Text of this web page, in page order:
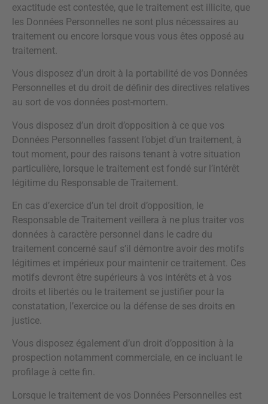
exactitude est contestée, que le traitement est illicite, que
les Données Personnelles ne sont plus nécessaires au
traitement ou encore lorsque vous vous êtes opposé au
traitement.
Vous disposez d’un droit à la portabilité de vos Données
Personnelles et du droit de définir des directives relatives
au sort de vos données post-mortem.
Vous disposez d’un droit d’opposition à ce que vos
Données Personnelles fassent l’objet d’un traitement, à
tout moment, pour des raisons tenant à votre situation
particulière, lorsque le traitement est fondé sur l’intérêt
légitime du Responsable de Traitement.
En cas d’exercice d’un tel droit d’opposition, le
Responsable de Traitement veillera à ne plus traiter vos
données à caractère personnel dans le cadre du
traitement concerné sauf s’il démontre avoir des motifs
légitimes et impérieux pour maintenir ce traitement. Ces
motifs devront être supérieurs à vos intérêts et à vos
droits et libertés ou le traitement se justifier pour la
constatation, l’exercice ou la défense de ses droits en
justice.
Vous disposez également d’un droit d’opposition à la
prospection notamment commerciale, en ce incluant le
profilage à cette fin.
Lorsque le traitement de vos Données Personnelles est